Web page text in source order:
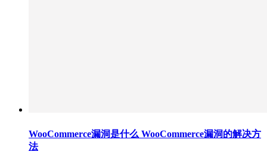
WooCommerce漏洞是什么 WooCommerce漏洞的解决方
法